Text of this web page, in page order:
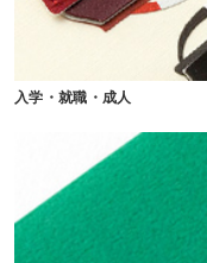
入学・就職・成人